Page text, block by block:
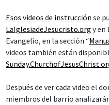
Esos videos de instrucción se
LaIglesiadeJesucristo.org y en
Evangelio, en la sección “
videos también están
Después de ver cada video el
miembros del barrio